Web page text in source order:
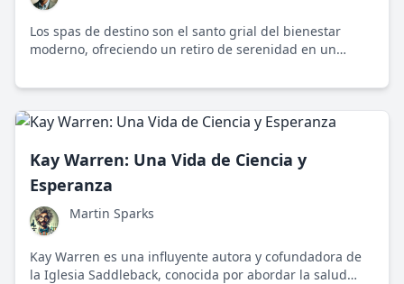
Los spas de destino son el santo grial del bienestar
moderno, ofreciendo un retiro de serenidad en un
desconectarse del ruido, estos lugares ofrecen más que
Kay Warren: Una Vida de Ciencia y
Esperanza
Martin Sparks
Kay Warren es una influyente autora y cofundadora de
la Iglesia Saddleback, conocida por abordar la salud